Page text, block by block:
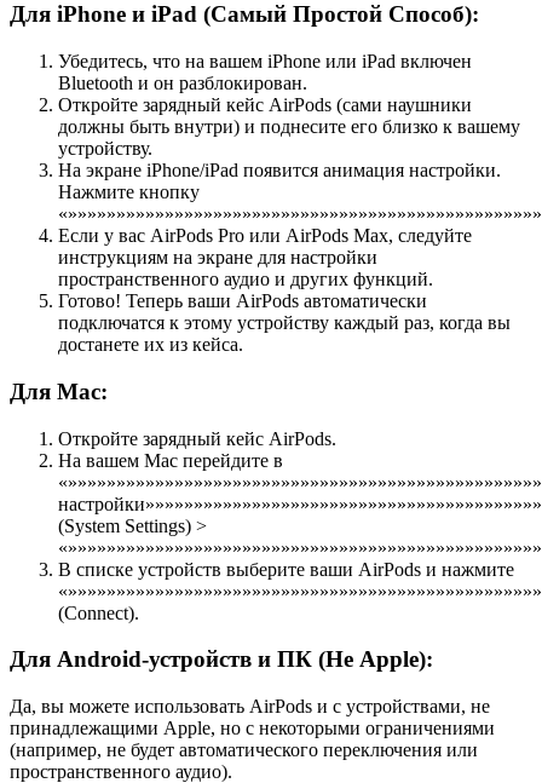
Для iPhone и iPad (Самый Простой Способ):
Убедитесь, что на вашем iPhone или iPad включен
Bluetooth и он разблокирован.
Откройте зарядный кейс AirPods (сами наушники
должны быть внутри) и поднесите его близко к вашему
устройству.
На экране iPhone/iPad появится анимация настройки.
Нажмите кнопку
Если у вас AirPods Pro или AirPods Max, следуйте
инструкциям на экране для настройки
пространственного аудио и других функций.
Готово! Теперь ваши AirPods автоматически
подключатся к этому устройству каждый раз, когда вы
достанете их из кейса.
Для Mac:
Откройте зарядный кейс AirPods.
На вашем Mac перейдите в
(System Settings) >
В списке устройств выберите ваши AirPods и нажмите
(Connect).
Для Android-устройств и ПК (Не Apple):
Да, вы можете использовать AirPods и с устройствами, не
принадлежащими Apple, но с некоторыми ограничениями
(например, не будет автоматического переключения или
пространственного аудио).